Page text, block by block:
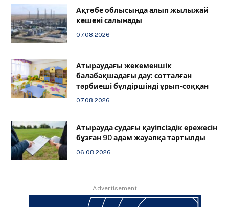
Ақтөбе облысында алып жылыжай
кешені салынады
07.08.2026
Атыраудағы жекеменшік
балабақшадағы дау: сотталған
тәрбиеші бүлдіршінді ұрып-соққан
07.08.2026
Атырауда судағы қауіпсіздік ережесін
бұзған 90 адам жауапқа тартылды
06.08.2026
Advertisement